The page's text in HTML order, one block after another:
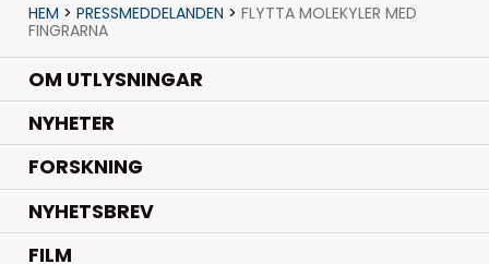
HEM > PRESSMEDDELANDEN > FLYTTA MOLEKYLER MED
FINGRARNA
OM UTLYSNINGAR
NYHETER.
FORSKNING.
NYHETSBREV
FILM